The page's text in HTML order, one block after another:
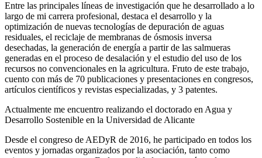
Entre las principales líneas de investigación que he desarrollado a lo
largo de mi carrera profesional, destaca el desarrollo y la
optimización de nuevas tecnologías de depuración de aguas
residuales, el reciclaje de membranas de ósmosis inversa
desechadas, la generación de energía a partir de las salmueras
generadas en el proceso de desalación y el estudio del uso de los
recursos no convencionales en la agricultura. Fruto de este trabajo,
cuento con más de 70 publicaciones y presentaciones en congresos,
artículos científicos y revistas especializadas, y 3 patentes.
Actualmente me encuentro realizando el doctorado en Agua y
Desarrollo Sostenible en la Universidad de Alicante
Desde el congreso de AEDyR de 2016, he participado en todos los
eventos y jornadas organizados por la asociación, tanto como